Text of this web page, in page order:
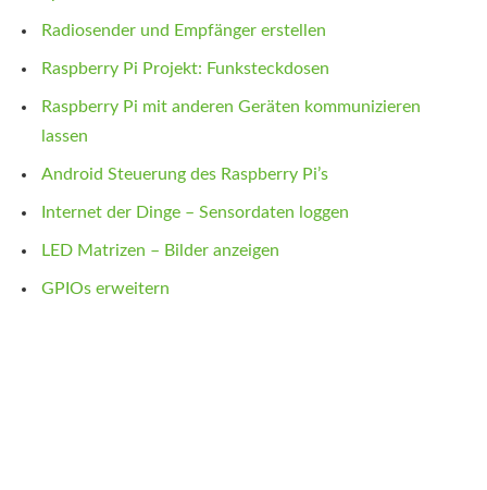
Radiosender und Empfänger erstellen
Raspberry Pi Projekt: Funksteckdosen
Raspberry Pi mit anderen Geräten kommunizieren
lassen
Android Steuerung des Raspberry Pi’s
Internet der Dinge – Sensordaten loggen
LED Matrizen – Bilder anzeigen
GPIOs erweitern